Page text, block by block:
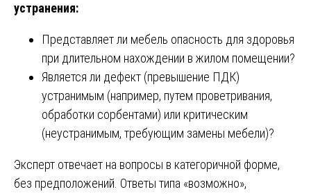
устранения:
Представляет ли мебель опасность для здоровья
при длительном нахождении в жилом помещении?
Является ли дефект (превышение ПДК)
устранимым (например, путем проветривания,
обработки сорбентами) или критическим
(неустранимым, требующим замены мебели)?
Эксперт отвечает на вопросы в категоричной форме,
без предположений. Ответы типа «возможно»,